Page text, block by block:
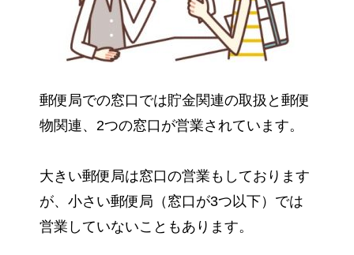
郵便局での窓口では貯金関連の取扱と郵便
物関連、2つの窓口が営業されています。
大きい郵便局は窓口の営業もしております
が、小さい郵便局（窓口が3つ以下）では
営業していないこともあります。